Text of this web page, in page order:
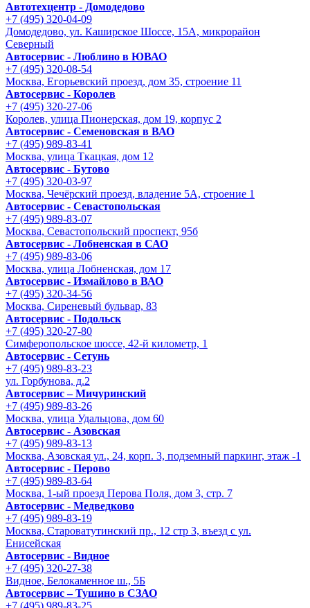
Автотехцентр - Домодедово
+7 (495) 320-04-09
Домодедово, ул. Каширское Шоссе, 15А, микрорайон
Северный
Автосервис - Люблино в ЮВАО
+7 (495) 320-08-54
Москва, Егорьевский проезд, дом 35, строение 11
Автосервис - Королев
+7 (495) 320-27-06
Королев, улица Пионерская, дом 19, корпус 2
Автосервис - Семеновская в ВАО
+7 (495) 989-83-41
Москва, улица Ткацкая, дом 12
Автосервис - Бутово
+7 (495) 320-03-97
Москва, Чечёрский проезд, владение 5А, строение 1
Автосервис - Cевастопольская
+7 (495) 989-83-07
Москва, Севастопольский проспект, 95б
Автосервис - Лобненская в САО
+7 (495) 989-83-06
Москва, улица Лобненская, дом 17
Автосервис - Измайлово в ВАО
+7 (495) 320-34-56
Москва, Сиреневый бульвар, 83
Автосервис - Подольск
+7 (495) 320-27-80
Симферопольское шоссе, 42-й километр, 1
Автосервис - Сетунь
+7 (495) 989-83-23
ул. Горбунова, д.2
Автосервис – Мичуринский
+7 (495) 989-83-26
Москва, улица Удальцова, дом 60
Автосервис - Азовская
+7 (495) 989-83-13
Москва, Азовская ул., 24, корп. 3, подземный паркинг, этаж -1
Автосервис - Перово
+7 (495) 989-83-64
Москва, 1-ый проезд Перова Поля, дом 3, стр. 7
Автосервис - Медведково
+7 (495) 989-83-19
Москва, Староватутинский пр., 12 стр 3, въезд с ул.
Енисейская
Автосервис - Видное
+7 (495) 320-27-38
Видное, Белокаменное ш., 5Б
Автосервис – Тушино в СЗАО
+7 (495) 989-83-25